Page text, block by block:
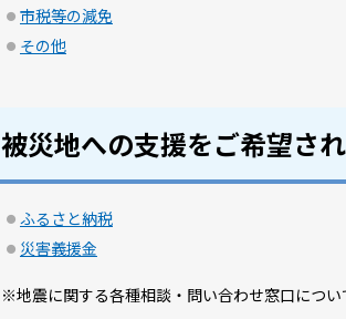
市税等の減免
その他
被災地への支援をご希望さ
ふるさと納税
災害義援金
※地震に関する各種相談・問い合わせ窓口につい